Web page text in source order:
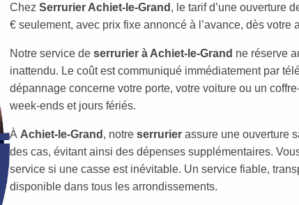
Chez Serrurier Achiet-le-Grand , le tarif d’une ouverture
€ seulement, avec prix fixe annoncé à l’avance, dès votre
Notre service de serrurier à Achiet-le-Grand ne réserve
inattendu. Le coût est communiqué immédiatement par
dépannage concerne votre porte, votre voiture ou un
week-ends et jours fériés.
À Achiet-le-Grand , notre serrurier assure une ouverture
des cas, évitant ainsi des dépenses supplémentaires.
service si une casse est inévitable. Un service fiable,
disponible dans tous les arrondissements.